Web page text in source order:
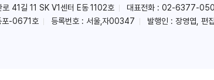
로 41길 11 SK V1센터 E동 1102호 대표전화 : 02-6377-
포-0671호
등록번호 : 서울,자00347 발행인 : 장영엽, 편